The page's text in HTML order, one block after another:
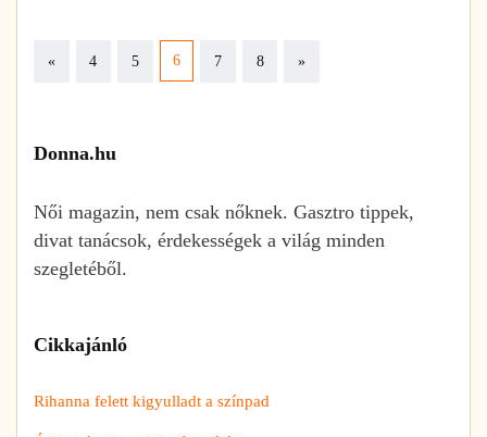
«Previous
4 5 6 7 8 »Next
Donna.hu
Női magazin, nem csak nőknek. Gasztro tippek,
divat tanácsok, érdekességek a világ minden
szegletéből.
Cikkajánló
Rihanna felett kigyulladt a színpad